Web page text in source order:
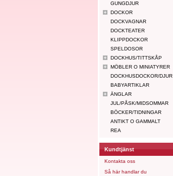
GUNGDJUR
DOCKOR
DOCKVAGNAR
DOCKTEATER
KLIPPDOCKOR
SPELDOSOR
DOCKHUS/TITTSKÅP
MÖBLER O MINIATYRER
DOCKHUSDOCKOR/DJUR
BABYARTIKLAR
ÄNGLAR
JUL/PÅSK/MIDSOMMAR
BÖCKER/TIDNINGAR
ANTIKT O GAMMALT
REA
Kundtjänst
Kontakta oss
Så här handlar du